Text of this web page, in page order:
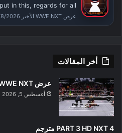
in this, regards for all...
عرض WWE NXT الأخير 4/8/2026 كامل مترجم
أخر المقالات
عرض WWE NXT الأخير 4/8/2026 كامل مترجم
أغسطس 5, 2026
PART 3 HD NXT 4 مترجم